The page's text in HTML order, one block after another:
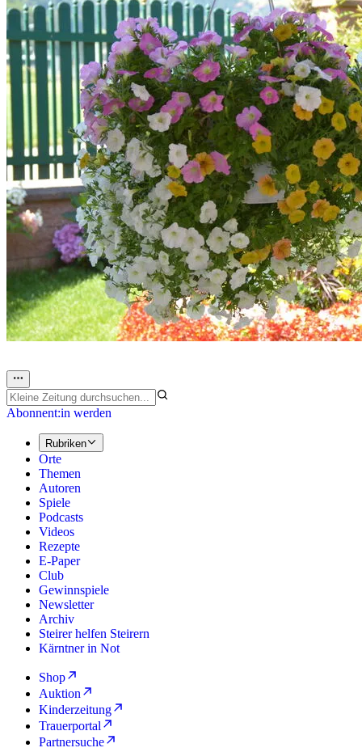
Abonnent:in werden
Rubriken
Orte
Themen
Autoren
Spiele
Podcasts
Videos
Rezepte
E-Paper
Club
Gewinnspiele
Newsletter
Archiv
Steirer helfen Steirern
Kärntner in Not
Shop
Auktion
Kinderzeitung
Trauerportal
Partnersuche